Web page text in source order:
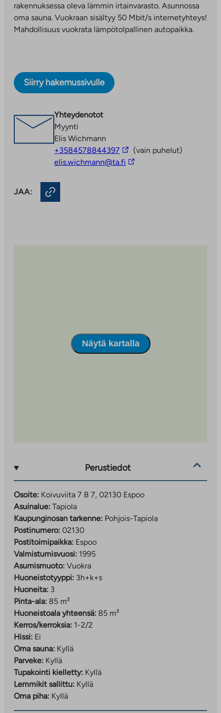
rakennuksessa oleva lämmin irtainvarasto. Asunnossa
oma sauna. Vuokraan sisältyy 50 Mbit/s internetyhteys!
Mahdollisuus vuokrata lämpötolpallinen autopaikka.
Siirry hakemussivulle
Yhteydenotot
Myynti
Elis Wichmann
+3584578844397 Linkki
vie
(vain puhelut)
elis.wichmann@ta.fi Linkki
JAA:
Näytä kartalla
Perustiedot
Osoite: Koivuviita 7 B 7, 02130 Espoo
Asuinalue: Tapiola
Kaupunginosan tarkenne: Pohjois-Tapiola
Postinumero: 02130
Postitoimipaikka: Espoo
Valmistumisvuosi: 1995
Asumismuoto: Vuokra
Huoneistotyyppi: 3h+k+s
Huoneita: 3
Pinta-ala: 85 m²
Huoneistoala yhteensä: 85 m²
Kerros/kerroksia: 1-2/2
Hissi: Ei
Oma sauna: Kyllä
Parveke: Kyllä
Tupakointi kielletty: Kyllä
Lemmikit sallittu: Kyllä
Oma piha: Kyllä